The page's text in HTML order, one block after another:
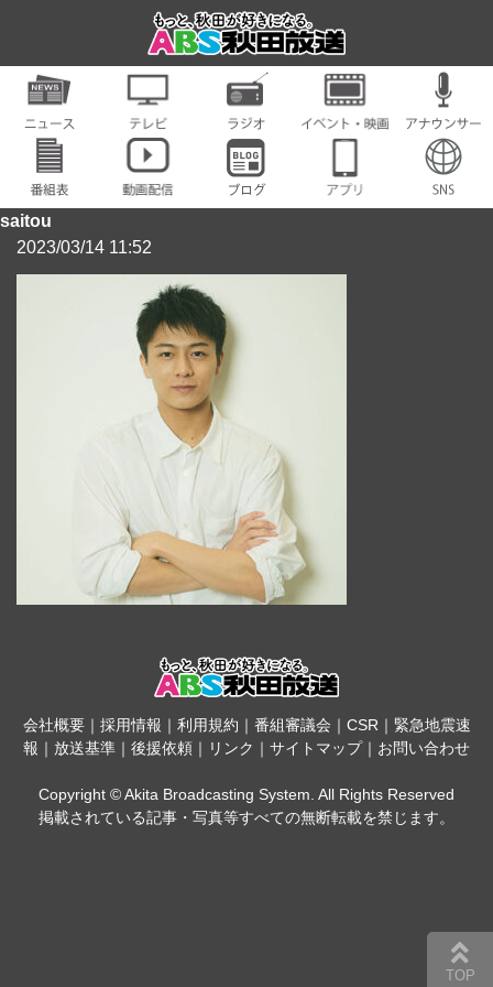
saitou
2023/03/14 11:52
会社概要｜ 採用情報 ｜ 利用規約 ｜ 番組審議会 ｜ CSR｜ 緊急地震速
報 ｜ 放送基準 ｜ 後援依頼 ｜ リンク ｜ サイトマップ｜ お問い合わせ
Copyright © Akita Broadcasting System. All Rights Reserved
掲載されている記事・写真等すべての無断転載を禁じます。